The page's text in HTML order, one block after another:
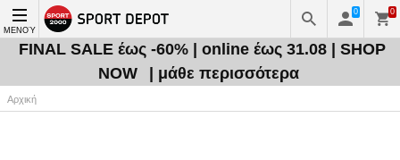
ΜΕΝΟΎ
0 0
FINAL SALE έως -60% | online έως 31.08 | SHOP
NOW
| μάθε περισσότερα
Αρχική